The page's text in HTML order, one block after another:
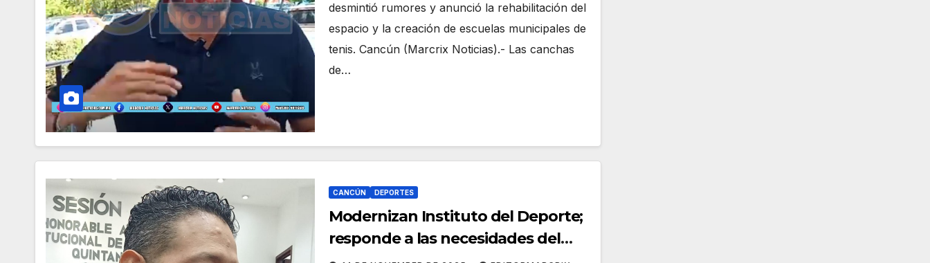
desmintió rumores y anunció la rehabilitación del
espacio y la creación de escuelas municipales de
tenis. Cancún (Marcrix Noticias).- Las canchas
de…
CANCÚN DEPORTES
Modernizan Instituto del Deporte;
responde a las necesidades del